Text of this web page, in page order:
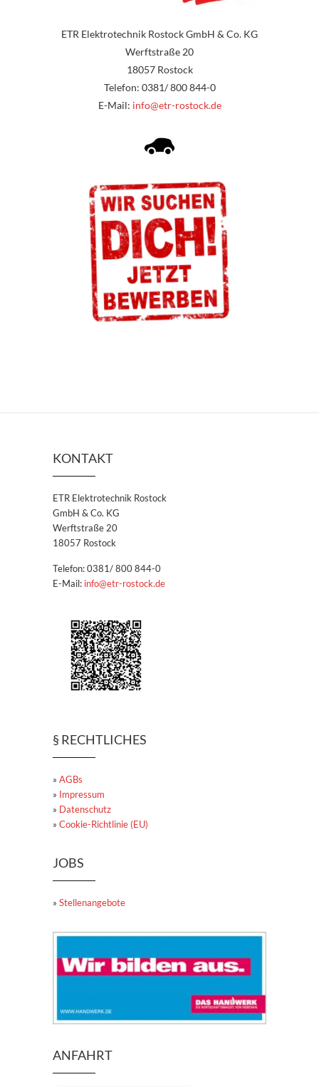
ETR Elektrotechnik Rostock GmbH & Co. KG
Werftstraße 20
18057 Rostock
Telefon: 0381/ 800 844-0
E-Mail: info@etr-rostock.de
KONTAKT
ETR Elektrotechnik Rostock
GmbH & Co. KG
Werftstraße 20
18057 Rostock
Telefon: 0381/ 800 844-0
E-Mail: info@etr-rostock.de
§ RECHTLICHES
» AGBs
» Impressum
» Datenschutz
» Cookie-Richtlinie (EU)
JOBS
» Stellenangebote
ANFAHRT